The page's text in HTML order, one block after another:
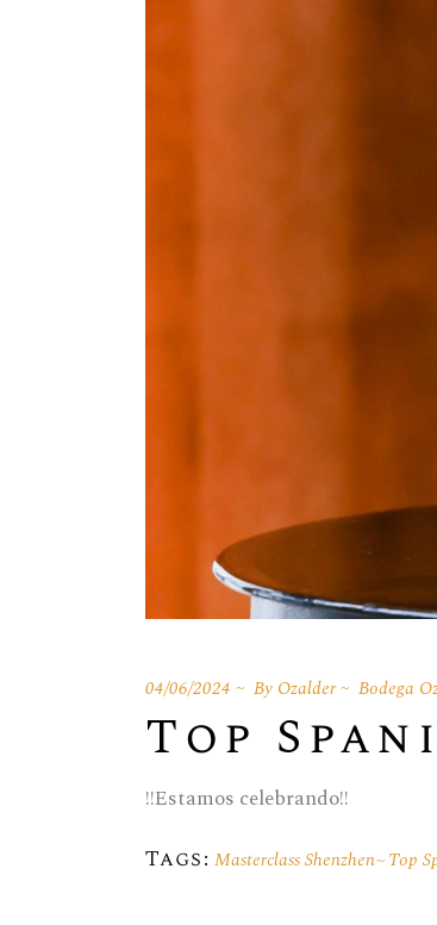
04/06/2024 By Ozalder Bodega
Top
!!Estamos celebrando!!
Tags: Masterclass Shenzhen Top